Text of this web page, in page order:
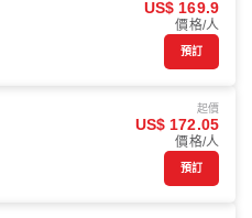
US$ 169.9
價格/人
預訂
起價
US$ 172.05
價格/人
預訂